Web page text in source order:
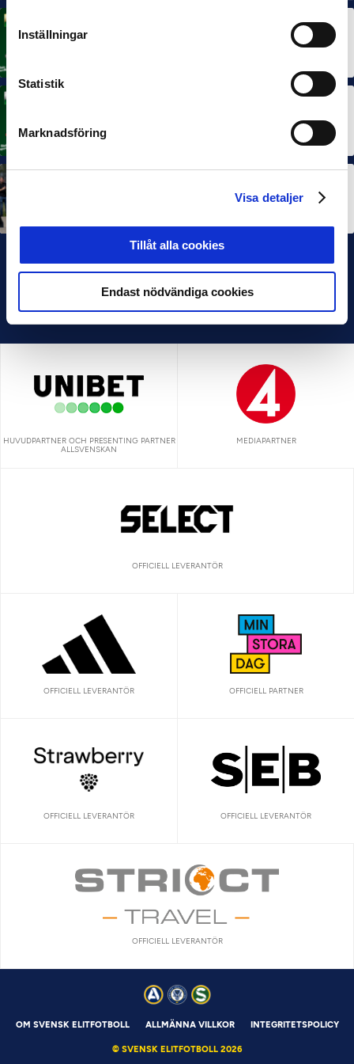
Inställningar
Statistik
Marknadsföring
Visa detaljer
Tillåt alla cookies
Endast nödvändiga cookies
3 JUL 2026
IFK Göteborg stängde till i Ligacupens P19-final
HUVUDPARTNER OCH PRESENTING PARTNER
ALLSVENSKAN
MEDIAPARTNER
OFFICIELL LEVERANTÖR
OFFICIELL LEVERANTÖR OFFICIELL PARTNER
OFFICIELL LEVERANTÖR OFFICIELL LEVERANTÖR
OFFICIELL LEVERANTÖR
OM SVENSK ELITFOTBOLL ALLMÄNNA VILLKOR INTEGRITETSPOLICY
© SVENSK ELITFOTBOLL 2026